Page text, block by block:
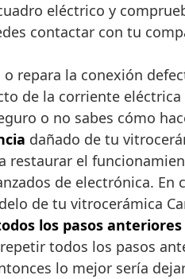
eléctrico y
contactar con tu
o repara la conexión
de la corriente
o no sabes cómo
dañado de tu
restaurar el
de electrónica.
de tu vitrocerámica
los pasos anteriores
todos los pasos
lo mejor sería